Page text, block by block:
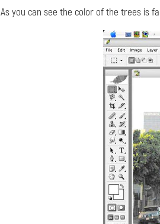
As you can see the color of the trees is